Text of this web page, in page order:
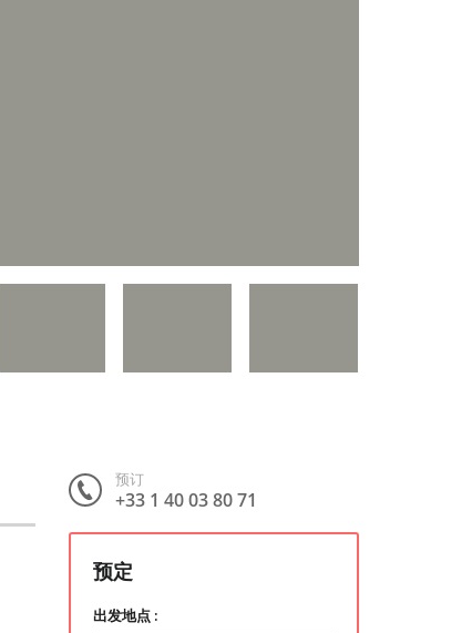
预订
+33 1 40 03 80 71
预定
出发地点 :